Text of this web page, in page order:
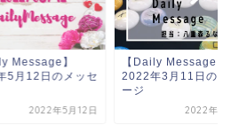
Message】
5月12日のメッセ
2022年5月12日
【Daily Message】
2022年3月11日のメ
ージ
2022年3